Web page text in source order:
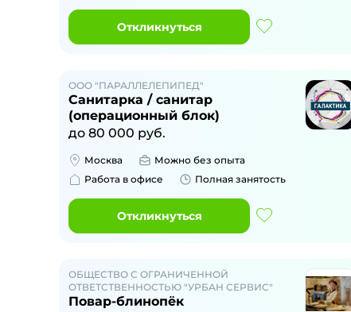
Откликнуться
ООО "ПАРАЛЛЕЛЕПИПЕД"
Санитарка / санитар
(операционный блок)
до 80 000 руб.
Москва
Можно без опыта
Работа в офисе
Полная занятость
Откликнуться
ОБЩЕСТВО С ОГРАНИЧЕННОЙ
ОТВЕТСТВЕННОСТЬЮ "УРБАН СЕРВИС"
Повар-блинопёк